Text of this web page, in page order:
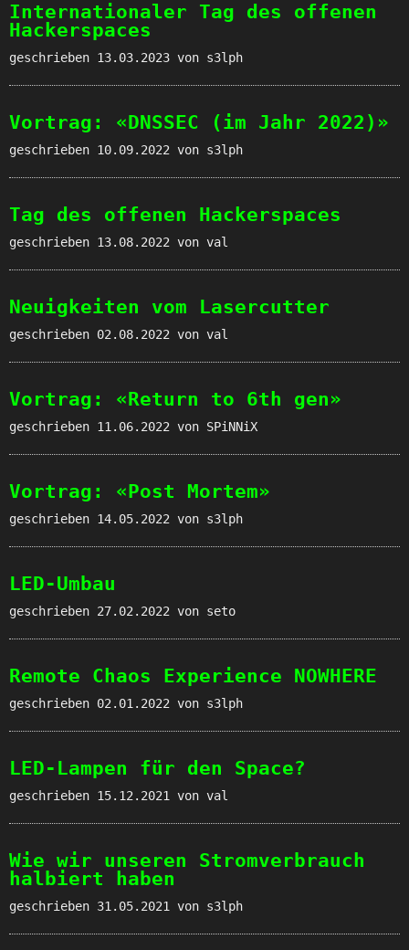
Internationaler Tag des offenen
Hackerspaces
geschrieben 13.03.2023 von s3lph
Vortrag: «DNSSEC (im Jahr 2022)»
geschrieben 10.09.2022 von s3lph
Tag des offenen Hackerspaces
geschrieben 13.08.2022 von val
Neuigkeiten vom Lasercutter
geschrieben 02.08.2022 von val
Vortrag: «Return to 6th gen»
geschrieben 11.06.2022 von SPiNNiX
Vortrag: «Post Mortem»
geschrieben 14.05.2022 von s3lph
LED-Umbau
geschrieben 27.02.2022 von seto
Remote Chaos Experience NOWHERE
geschrieben 02.01.2022 von s3lph
LED-Lampen für den Space?
geschrieben 15.12.2021 von val
Wie wir unseren Stromverbrauch
halbiert haben
geschrieben 31.05.2021 von s3lph